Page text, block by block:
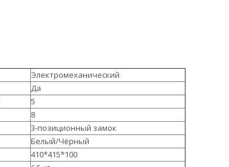
Электромеханический
Да
5
8
3-позиционный замок
Белый/Чёрный
410*415*100